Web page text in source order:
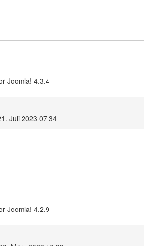
Joomla! 4.3.4
Juli 2023 07:34
Joomla! 4.2.9